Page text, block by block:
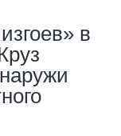
в